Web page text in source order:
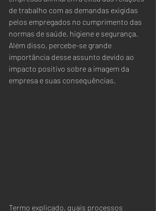
de trabalho com as demandas exigidas
pelos empregados no cumprimento das
normas de saúde, higiene e segurança.
Além disso, percebe-se grande
importância desse assunto devido ao
impacto positivo sobre a imagem da
empresa e suas consequências.
Termo explicado, quais processos